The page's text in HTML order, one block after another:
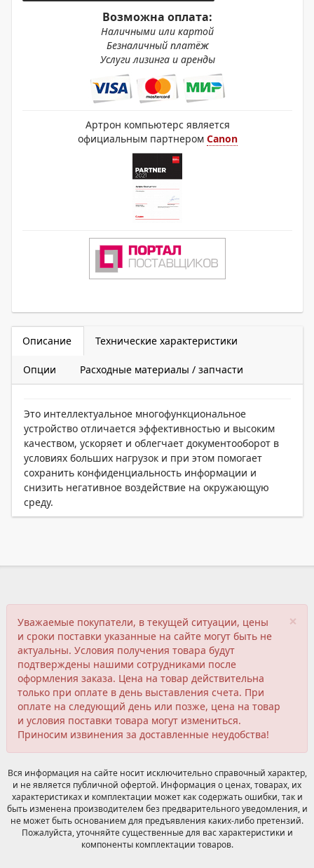
Возможна оплата:
Наличными или картой
Безналичный платёж
Услуги лизинга и аренды
Артрон компьютерс является
официальным партнером Canon
Описание Технические характеристики
Опции Расходные материалы / запчасти
Это интеллектуальное многофункциональное
устройство отличается эффективностью и высоким
качеством, ускоряет и облегчает документооборот в
условиях больших нагрузок и при этом помогает
сохранить конфиденциальность информации и
снизить негативное воздействие на окружающую
среду.
×
Уважаемые покупатели, в текущей ситуации, цены
и сроки поставки указанные на сайте могут быть не
актуальны. Условия получения товара будут
подтверждены нашими сотрудниками после
оформления заказа. Цена на товар действительна
только при оплате в день выставления счета. При
оплате на следующий день или позже, цена на товар
и условия поставки товара могут измениться.
Приносим извинения за доставленные неудобства!
Вся информация на сайте носит исключительно справочный характер,
и не является публичной офертой. Информация о ценах, товарах, их
характеристиках и комплектации может как содержать ошибки, так и
быть изменена производителем без предварительного уведомления, и
не может быть основанием для предъявления каких-либо претензий.
Пожалуйста, уточняйте существенные для вас характеристики и
компоненты комплектации товаров.